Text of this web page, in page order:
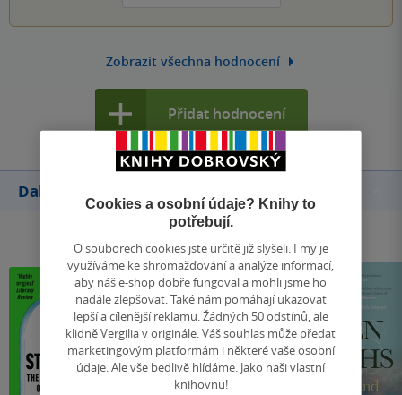
Zobrazit všechna hodnocení
Přidat hodnocení
Další knihy autora
Cookies a osobní údaje? Knihy to
potřebují.
O souborech cookies jste určitě již slyšeli. I my je
využíváme ke shromažďování a analýze informací,
aby náš e-shop dobře fungoval a mohli jsme ho
nadále zlepšovat. Také nám pomáhají ukazovat
lepší a cílenější reklamu. Žádných 50 odstínů, ale
klidně Vergilia v originále. Váš souhlas může předat
marketingovým platformám i některé vaše osobní
údaje. Ale vše bedlivě hlídáme. Jako naši vlastní
knihovnu!